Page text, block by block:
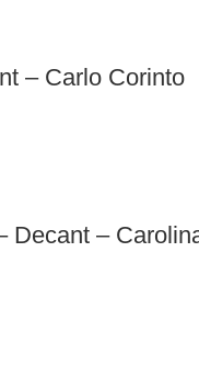
– Carlo Corinto
Decant –